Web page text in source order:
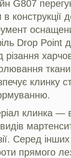
G807
в конструкції
Drop Point
різання
клинку
клинка —
Серед
прямого